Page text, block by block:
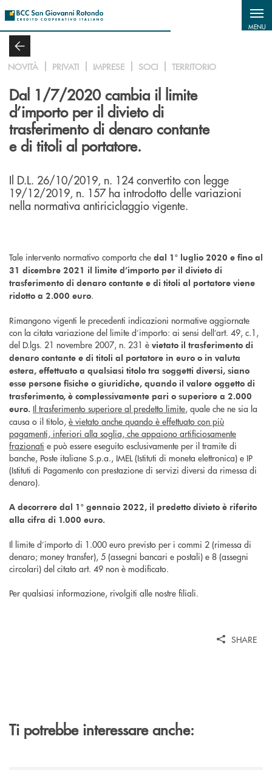
MENU
NOVITÀ PRIVATI IMPRESE SOCI TERRITORIO
Dal 1/7/2020 cambia il limite
d’importo per il divieto di
trasferimento di denaro contante
e di titoli al portatore.
Il D.L. 26/10/2019, n. 124 convertito con legge
19/12/2019, n. 157 ha introdotto delle variazioni
nella normativa antiriciclaggio vigente.
Tale intervento normativo comporta che dal 1° luglio 2020 e fino al
31 dicembre 2021 il limite d’importo per il divieto di
trasferimento di denaro contante e di titoli al portatore viene
ridotto a 2.000 euro.
Rimangono vigenti le precedenti indicazioni normative aggiornate
con la citata variazione del limite d’importo: ai sensi dell’art. 49, c.1,
del D.lgs. 21 novembre 2007, n. 231 è vietato il trasferimento di
denaro contante e di titoli al portatore in euro o in valuta
estera, effettuato a qualsiasi titolo tra soggetti diversi, siano
esse persone fisiche o giuridiche, quando il valore oggetto di
trasferimento, è complessivamente pari o superiore a 2.000
euro. Il trasferimento superiore al predetto limite, quale che ne sia la
causa o il titolo, è vietato anche quando è effettuato con più
pagamenti, inferiori alla soglia, che appaiono artificiosamente
frazionati e può essere eseguito esclusivamente per il tramite di
banche, Poste italiane S.p.a., IMEL (Istituti di moneta elettronica) e IP
(Istituti di Pagamento con prestazione di servizi diversi da rimessa di
denaro).
A decorrere dal 1° gennaio 2022, il predetto divieto è riferito
alla cifra di 1.000 euro.
Il limite d’importo di 1.000 euro previsto per i commi 2 (rimessa di
denaro; money transfer), 5 (assegni bancari e postali) e 8 (assegni
circolari) del citato art. 49 non è modificato.
Per qualsiasi informazione, rivolgiti alle nostre filiali.
SHARE
Ti potrebbe interessare anche: